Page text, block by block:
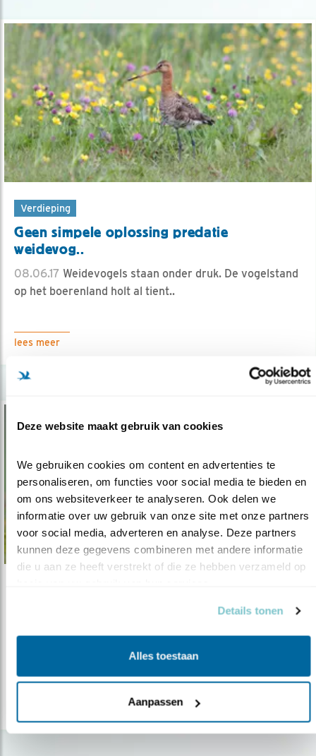
Deze website maakt gebruik van cookies
We gebruiken cookies om content en advertenties te
personaliseren, om functies voor social media te bieden en
om ons websiteverkeer te analyseren. Ook delen we
informatie over uw gebruik van onze site met onze partners
voor social media, adverteren en analyse. Deze partners
kunnen deze gegevens combineren met andere informatie
die u aan ze heeft verstrekt of die ze hebben verzameld op
Details tonen
Alles toestaan
Aanpassen
Verdieping
Geen simpele oplossing predatie
weidevog..
08.06.17 Weidevogels staan onder druk. De vogelstand
op het boerenland holt al tient..
lees meer
goed jaar voor Vogelbescherming
07.06.17Na 118 jaar belangen behartigen van vogels
kan Vogelbescherming zichzelf no..